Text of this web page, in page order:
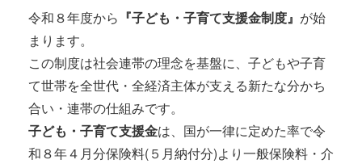
令和８年度から 『子ども・子育て支援金制度』 が始
まります。
この制度は社会連帯の理念を基盤に、子どもや子育
て世帯を全世代・全経済主体が支える新たな分かち
合い・連帯の仕組みです。
子ども・子育て支援金は、国が一律に定めた率で令
和８年４月分保険料(５月納付分)より一般保険料・介